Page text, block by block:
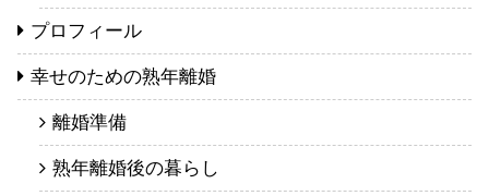
プロフィール
幸せのための熟年離婚
離婚準備
熟年離婚後の暮らし